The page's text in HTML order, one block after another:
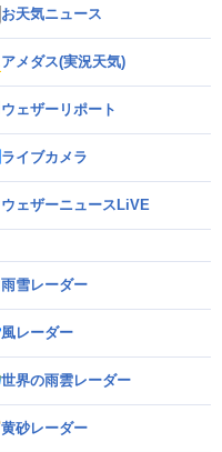
お天気ニュース
アメダス(実況天気)
ウェザーリポート
ライブカメラ
ウェザーニュースLiVE
雨雪レーダー
風レーダー
世界の雨雲レーダー
黄砂レーダー